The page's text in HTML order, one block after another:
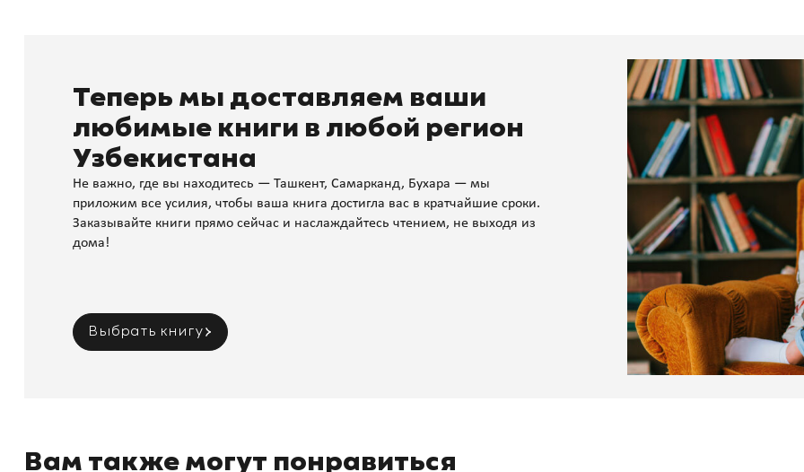
Теперь мы доставляем ваши
любимые книги в любой регион
Узбекистана
Не важно, где вы находитесь — Ташкент, Самарканд, Бухара — мы
приложим все усилия, чтобы ваша книга достигла вас в кратчайшие сроки.
Заказывайте книги прямо сейчас и наслаждайтесь чтением, не выходя из
дома!
Выбрать книгу
Вам также могут понравиться